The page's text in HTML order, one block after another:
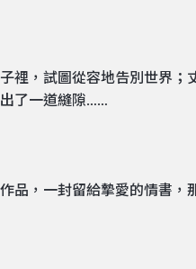
裡，試圖從容地告別世界
了一道縫隙……
品，一封留給摯愛的情書